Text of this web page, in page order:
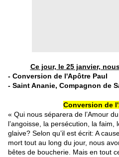
Ce jour, le 25 janvier,
- Conversion de l'Apôtre Paul
- Saint Ananie, Compagnon de
Conversion de
« Qui nous séparera de l’Amour
l’angoisse, la persécution, la
glaive? Selon qu’il est écrit: A
mort tout au long du jour, nous
bêtes de boucherie. Mais en tout